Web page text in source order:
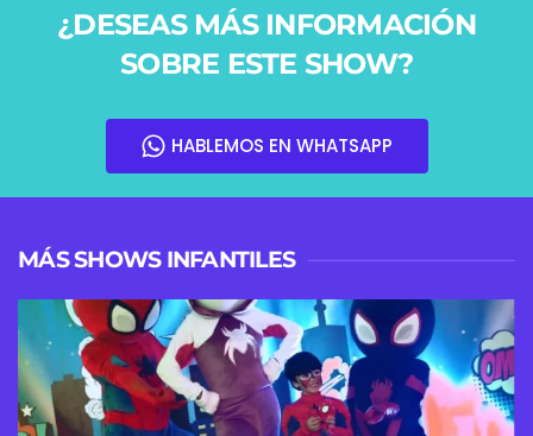
¿DESEAS MÁS INFORMACIÓN
SOBRE ESTE SHOW?
HABLEMOS EN WHATSAPP
MÁS SHOWS INFANTILES